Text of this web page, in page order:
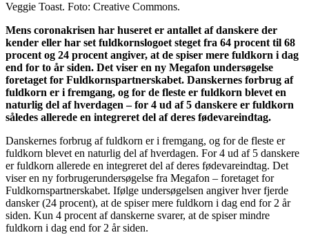
Veggie Toast. Foto: Creative Commons.
Mens coronakrisen har huseret er antallet af danskere der
kender eller har set fuldkornslogoet steget fra 64 procent til 68
procent og 24 procent angiver, at de spiser mere fuldkorn i dag
end for to år siden. Det viser en ny Megafon undersøgelse
foretaget for Fuldkornspartnerskabet. Danskernes forbrug af
fuldkorn er i fremgang, og for de fleste er fuldkorn blevet en
naturlig del af hverdagen – for 4 ud af 5 danskere er fuldkorn
således allerede en integreret del af deres fødevareindtag.
Danskernes forbrug af fuldkorn er i fremgang, og for de fleste er
fuldkorn blevet en naturlig del af hverdagen. For 4 ud af 5 danskere
er fuldkorn allerede en integreret del af deres fødevareindtag. Det
viser en ny forbrugerundersøgelse fra Megafon – foretaget for
Fuldkornspartnerskabet. Ifølge undersøgelsen angiver hver fjerde
dansker (24 procent), at de spiser mere fuldkorn i dag end for 2 år
siden. Kun 4 procent af danskerne svarer, at de spiser mindre
fuldkorn i dag end for 2 år siden.